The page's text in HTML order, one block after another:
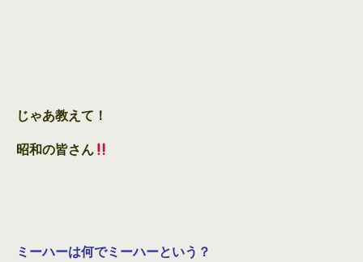
じゃあ教えて！
昭和の皆さん
ミーハーは何でミーハーという？